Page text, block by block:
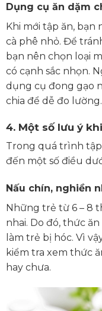
Dụng cụ ăn dặm
Khi mới tập ăn,
cà phê nhỏ. Để
bạn nên chọn loại
có cạnh sắc nhọn.
dụng cụ đong gạo
chia để dễ đo lường.
4. Một số lưu ý
Trong quá trình
đến một số điều
Nấu chín, nghiền
Những trẻ từ 6 – 8
nhai. Do đó, thức
làm trẻ bị hóc. Vì
kiểm tra xem thức
hay chưa.